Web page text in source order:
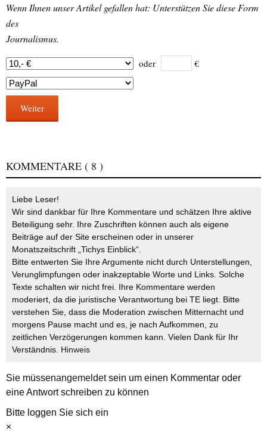
Wenn Ihnen unser Artikel gefallen hat: Unterstützen Sie diese Form
des
Journalismus.
oder €
Weiter
KOMMENTARE ( 8 )
Liebe Leser!
Wir sind dankbar für Ihre Kommentare und schätzen Ihre aktive
Beteiligung sehr. Ihre Zuschriften können auch als eigene
Beiträge auf der Site erscheinen oder in unserer
Monatszeitschrift „Tichys Einblick“.
Bitte entwerten Sie Ihre Argumente nicht durch Unterstellungen,
Verunglimpfungen oder inakzeptable Worte und Links. Solche
Texte schalten wir nicht frei. Ihre Kommentare werden
moderiert, da die juristische Verantwortung bei TE liegt. Bitte
verstehen Sie, dass die Moderation zwischen Mitternacht und
morgens Pause macht und es, je nach Aufkommen, zu
zeitlichen Verzögerungen kommen kann. Vielen Dank für Ihr
Verständnis. Hinweis
Sie müssenangemeldetsein um einen Kommentar oder
eine Antwort schreiben zu können
Bitte loggen Sie sich ein
×